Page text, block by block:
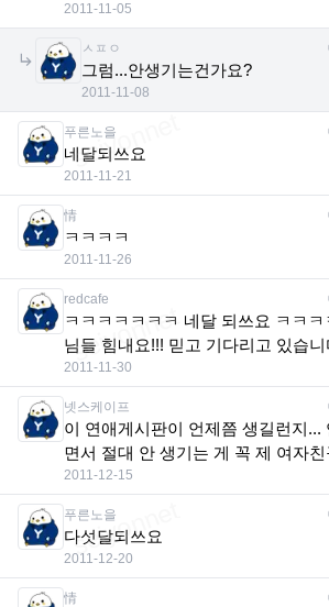
2011-11-05
ㅅㅍㅇ
그럼...안생기는건가요?
2011-11-08
푸른노을
네달되쓰요
2011-11-21
情
ㅋㅋㅋㅋ
2011-11-26
redcafe
ㅋㅋㅋㅋㅋㅋㅋ 네달 되쓰요 ㅋㅋ
님들 힘내요!!! 믿고 기다리고 있습니
2011-11-30
넷스케이프
이 연애게시판이 언제쯤 생길런지...
면서 절대 안 생기는 게 꼭 제 여자
2011-12-15
푸른노을
다섯달되쓰요
2011-12-20
情